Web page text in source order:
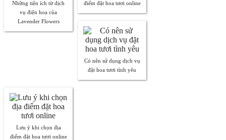
Những tiện ích từ dịch
vụ điện hoa của
Lavender Flowers
điểm đặt hoa tươi online
Có nên sử dụng dịch vụ
đặt hoa tươi tình yêu
Lưu ý khi chọn địa
điểm đặt hoa tươi online